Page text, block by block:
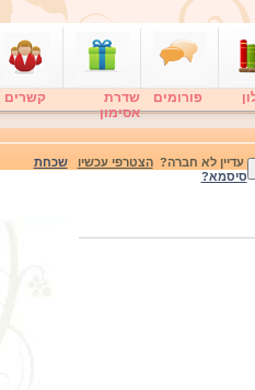
פורומים
שדרת
אסימון
קשרים
עדיין לא חברה?הצטרפי עכשיו
שכחת
סיסמא?